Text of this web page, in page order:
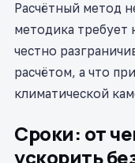
Расчётный метод
методика
честно
расчётом, а что
климатической
Сроки: от
ускорить